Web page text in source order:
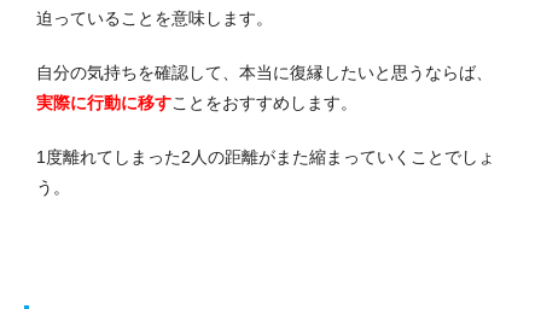
迫っていることを意味します。
自分の気持ちを確認して、本当に復縁したいと思うならば、
実際に行動に移すことをおすすめします。
1度離れてしまった2人の距離がまた縮まっていくことでしょ
う。